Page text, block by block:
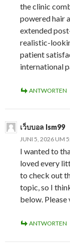
the clinic
powered hair
extended
realistic-
patient
international
ANTWORTEN
เว็บบอล lsm99
JUNI 5, 2026 UM
I wanted to
loved every
to check out
topic, so I
below. Please
ANTWORTEN